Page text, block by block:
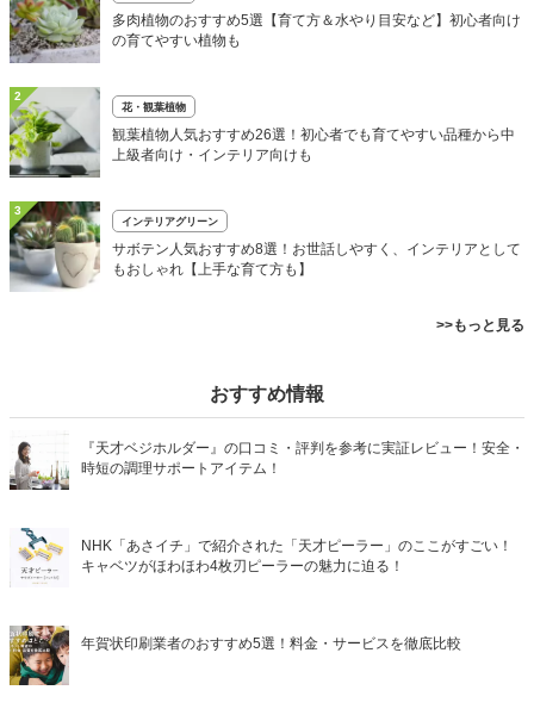
多肉植物のおすすめ5選【育て方＆水やり目安など】初心者向け
の育てやすい植物も
2
花・観葉植物
観葉植物人気おすすめ26選！初心者でも育てやすい品種から中
上級者向け・インテリア向けも
3
インテリアグリーン
サボテン人気おすすめ8選！お世話しやすく、インテリアとして
もおしゃれ【上手な育て方も】
>>もっと見る
おすすめ情報
『天才ベジホルダー』の口コミ・評判を参考に実証レビュー！安全・
時短の調理サポートアイテム！
NHK「あさイチ」で紹介された「天才ピーラー」のここがすごい！
キャベツがほわほわ4枚刃ピーラーの魅力に迫る！
年賀状印刷業者のおすすめ5選！料金・サービスを徹底比較